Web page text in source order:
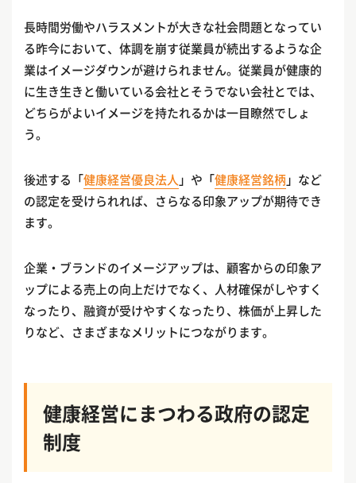
長時間労働やハラスメントが大きな社会問題となってい
る昨今において、体調を崩す従業員が続出するような企
業はイメージダウンが避けられません。従業員が健康的
に生き生きと働いている会社とそうでない会社とでは、
どちらがよいイメージを持たれるかは一目瞭然でしょ
う。
後述する「健康経営優良法人 」や「健康経営銘柄」など
の認定を受けられれば、さらなる印象アップが期待でき
ます。
企業・ブランドのイメージアップは、顧客からの印象ア
ップによる売上の向上だけでなく、人材確保がしやすく
なったり、融資が受けやすくなったり、株価が上昇した
りなど、さまざまなメリットにつながります。
健康経営にまつわる政府の認定
制度